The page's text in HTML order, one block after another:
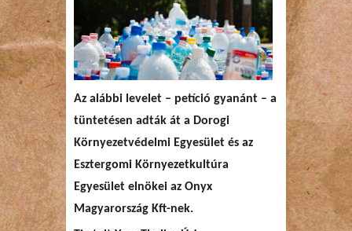
Az alábbi levelet – petíció gyanánt – a
tüntetésen adták át a Dorogi
Környezetvédelmi Egyesület és az
Esztergomi Környezetkultúra
Egyesület elnökei az Onyx
Magyarország Kft-nek.